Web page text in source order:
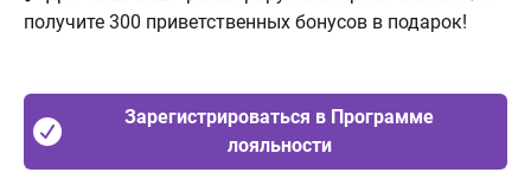
получите 300 приветственных бонусов в подарок!
Зарегистрироваться в Программе
лояльности